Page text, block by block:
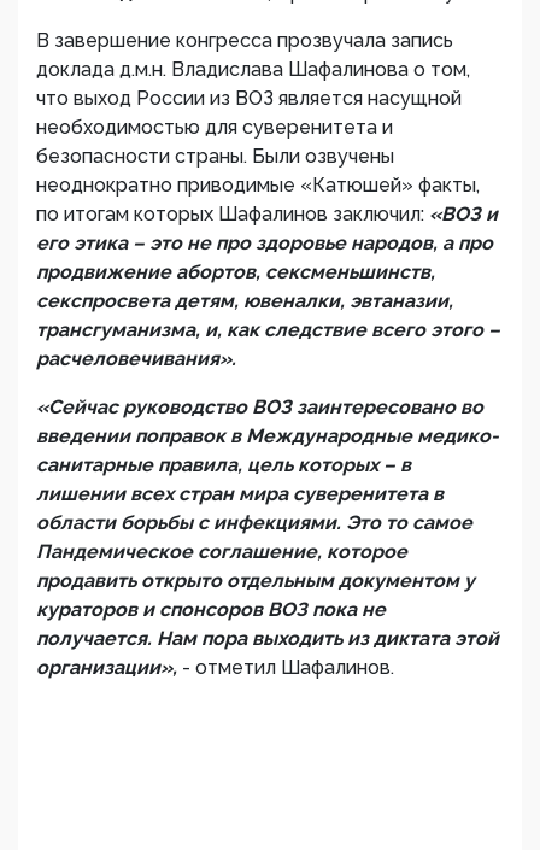
В завершение конгресса прозвучала запись
доклада д.м.н. Владислава Шафалинова о том,
что выход России из ВОЗ является насущной
необходимостью для суверенитета и
безопасности страны. Были озвучены
неоднократно приводимые «Катюшей» факты,
по итогам которых Шафалинов заключил: «ВОЗ и
его этика – это не про здоровье народов, а про
продвижение абортов, сексменьшинств,
секспросвета детям, ювеналки, эвтаназии,
трансгуманизма, и, как следствие всего этого –
расчеловечивания».
«Сейчас руководство ВОЗ заинтересовано во
введении поправок в Международные медико-
санитарные правила, цель которых – в
лишении всех стран мира суверенитета в
области борьбы с инфекциями. Это то самое
Пандемическое соглашение, которое
продавить открыто отдельным документом у
кураторов и спонсоров ВОЗ пока не
получается. Нам пора выходить из диктата этой
организации», - отметил Шафалинов.